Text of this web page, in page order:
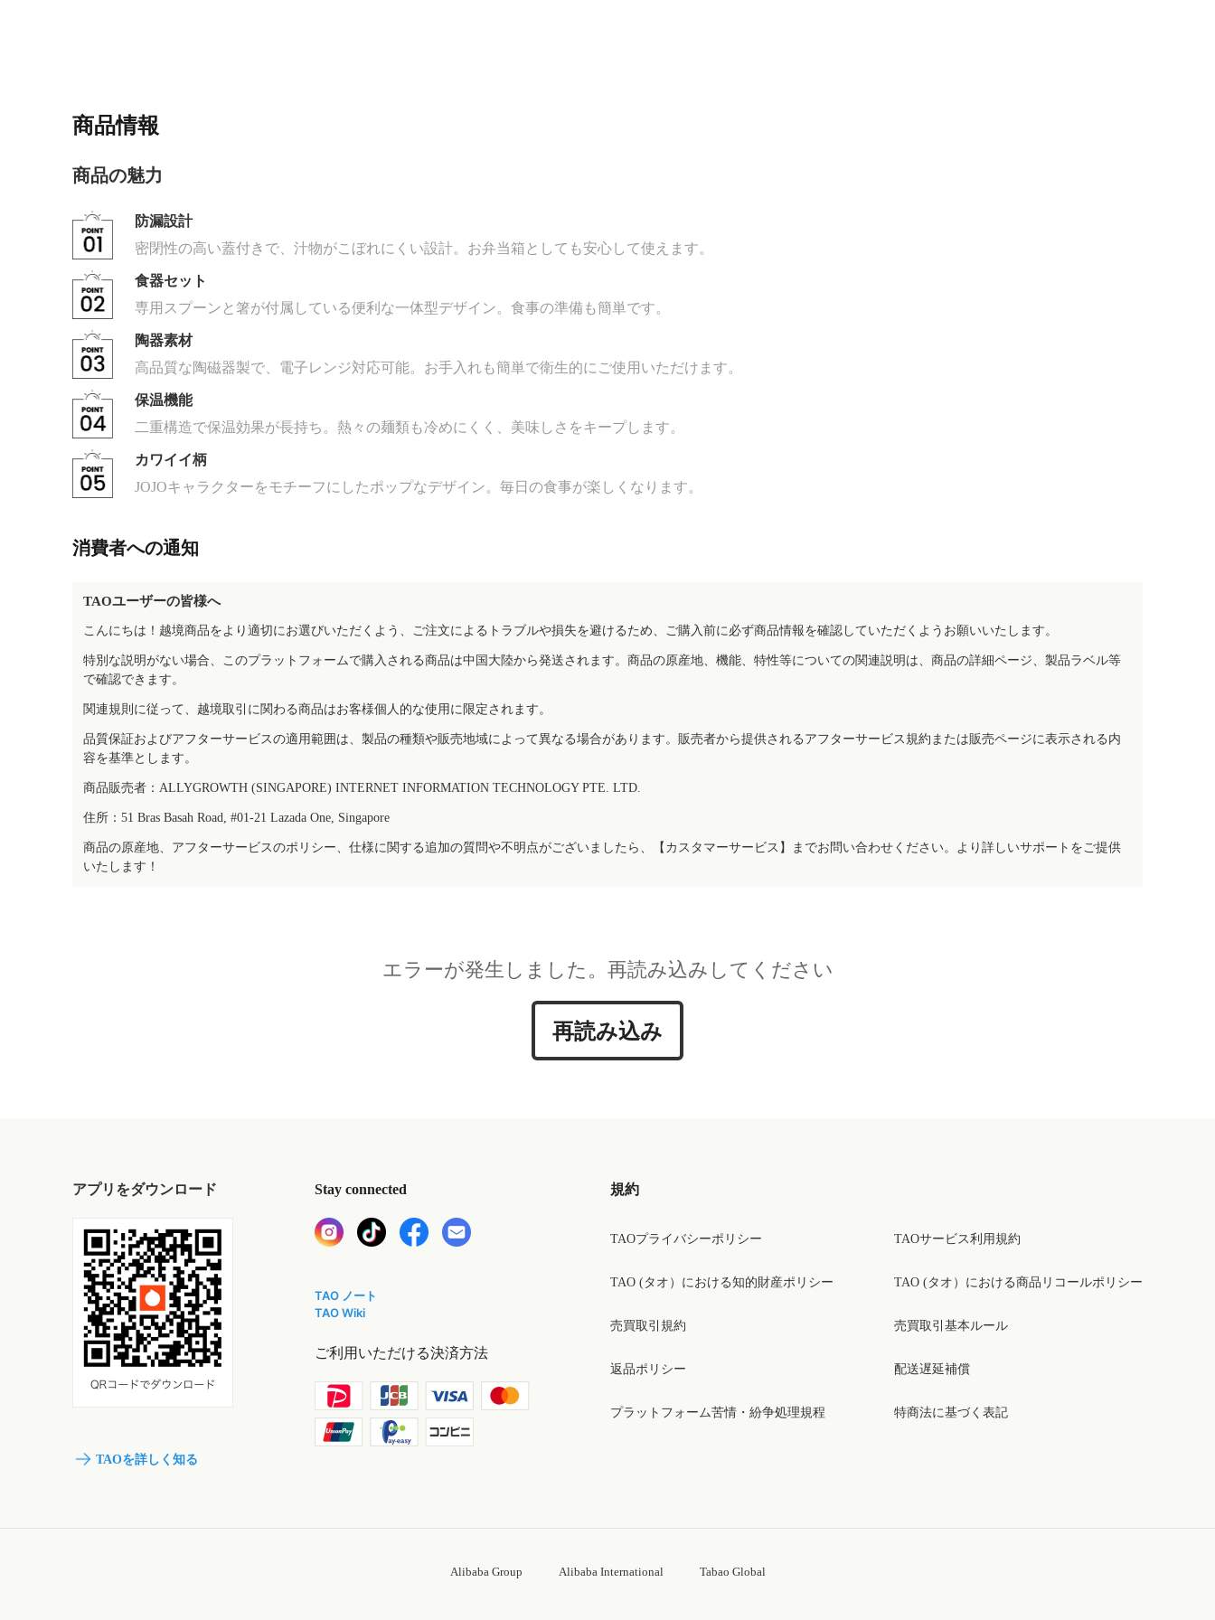
商品情報
商品の魅力
防漏設計
密閉性の高い蓋付きで、汁物がこぼれにくい設計。お弁当箱としても安心して使えます。
食器セット
専用スプーンと箸が付属している便利な一体型デザイン。食事の準備も簡単です。
陶器素材
高品質な陶磁器製で、電子レンジ対応可能。お手入れも簡単で衛生的にご使用いただけます。
保温機能
二重構造で保温効果が長持ち。熱々の麺類も冷めにくく、美味しさをキープします。
カワイイ柄
JOJOキャラクターをモチーフにしたポップなデザイン。毎日の食事が楽しくなります。
消費者への通知
TAOユーザーの皆様へ
こんにちは！越境商品をより適切にお選びいただくよう、ご注文によるトラブルや損失を避けるため、ご購入前に必ず商品情報を確認していただくようお願いいたします。
特別な説明がない場合、このプラットフォームで購入される商品は中国大陸から発送されます。商品の原産地、機能、特性等についての関連説明は、商品の詳細ページ、製品ラベル等
で確認できます。
関連規則に従って、越境取引に関わる商品はお客様個人的な使用に限定されます。
品質保証およびアフターサービスの適用範囲は、製品の種類や販売地域によって異なる場合があります。販売者から提供されるアフターサービス規約または販売ページに表示される内
容を基準とします。
商品販売者：ALLYGROWTH (SINGAPORE) INTERNET INFORMATION TECHNOLOGY PTE. LTD.
住所：51 Bras Basah Road, #01-21 Lazada One, Singapore
商品の原産地、アフターサービスのポリシー、仕様に関する追加の質問や不明点がございましたら、【カスタマーサービス】までお問い合わせください。より詳しいサポートをご提供
いたします！
エラーが発生しました。再読み込みしてください
再読み込み
アプリをダウンロード
TAOを詳しく知る
Stay connected
TAO ノート
TAO Wiki
ご利用いただける決済方法
規約
TAOプライバシーポリシー
TAO (タオ）における知的財産ポリシー
売買取引規約
返品ポリシー
プラットフォーム苦情・紛争処理規程
TAOサービス利用規約
TAO (タオ）における商品リコールポリシー
売買取引基本ルール
配送遅延補償
特商法に基づく表記
Alibaba Group Alibaba International Tabao Global